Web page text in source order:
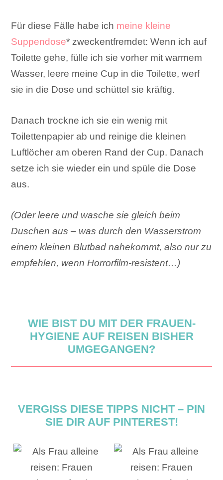
Für diese Fälle habe ich meine kleine
Suppendose* zweckentfremdet: Wenn ich auf
Toilette gehe, fülle ich sie vorher mit warmem
Wasser, leere meine Cup in die Toilette, werf
sie in die Dose und schüttel sie kräftig.
Danach trockne ich sie ein wenig mit
Toilettenpapier ab und reinige die kleinen
Luftlöcher am oberen Rand der Cup. Danach
setze ich sie wieder ein und spüle die Dose
aus.
(Oder leere und wasche sie gleich beim
Duschen aus – was durch den Wasserstrom
einem kleinen Blutbad nahekommt, also nur zu
empfehlen, wenn Horrorfilm-resistent…)
WIE BIST DU MIT DER FRAUEN-
HYGIENE AUF REISEN BISHER
UMGEGANGEN?
VERGISS DIESE TIPPS NICHT – PIN
SIE DIR AUF PINTEREST!